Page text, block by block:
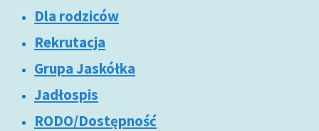
Dla rodziców
Rekrutacja
Grupa Jaskółka
Jadłospis
RODO/Dostępność